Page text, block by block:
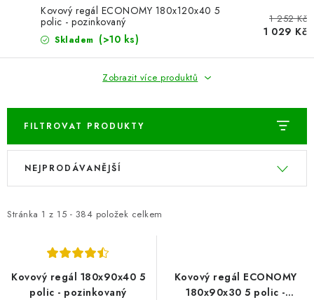
Obchodní a dodací podmínky
Ochrana osobních údajú
Cookies
Bezpečnostní certifikáty
Kovový regál ECONOMY 180x120x40 5
polic - pozinkovaný
Skladem (>10 ks)
1 252 Kč
1 029 Kč
Zobrazit více produktů
FILTROVAT PRODUKTY
V
i
r
Stránka 1 z 15 - 384 položek celkem
Ř
e
p
NEJPRODÁVANĚJŠÍ
Kovový regál 180x90x40 5
polic - pozinkovaný
Kovový regál ECONOMY
180x90x30 5 polic -